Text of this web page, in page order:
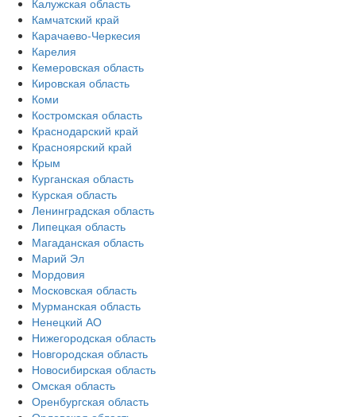
Калужская область
Камчатский край
Карачаево-Черкесия
Карелия
Кемеровская область
Кировская область
Коми
Костромская область
Краснодарский край
Красноярский край
Крым
Курганская область
Курская область
Ленинградская область
Липецкая область
Магаданская область
Марий Эл
Мордовия
Московская область
Мурманская область
Ненецкий АО
Нижегородская область
Новгородская область
Новосибирская область
Омская область
Оренбургская область